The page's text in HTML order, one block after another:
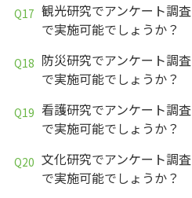
観光研究でアンケート調
で実施可能でしょうか？
防災研究でアンケート調
で実施可能でしょうか？
看護研究でアンケート調
で実施可能でしょうか？
文化研究でアンケート調
で実施可能でしょうか？